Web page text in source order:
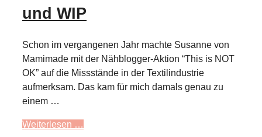
und WIP
Schon im vergangenen Jahr machte Susanne von
Mamimade mit der Nähblogger-Aktion “This is NOT
OK” auf die Missstände in der Textilindustrie
aufmerksam. Das kam für mich damals genau zu
einem …
Weiterlesen …